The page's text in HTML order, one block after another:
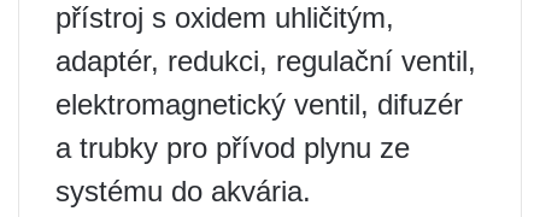
přístroj s oxidem uhličitým,
adaptér, redukci, regulační ventil,
elektromagnetický ventil, difuzér
a trubky pro přívod plynu ze
systému do akvária.